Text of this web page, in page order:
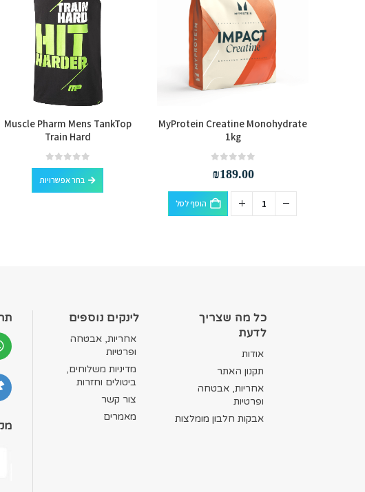
MyProtein Creatine Monohydrate
1kg
₪189.00
הוסף לסל
Muscle Pharm Mens TankTop
Train Hard
0
out of 5
בחר אפשרויות
למוצר זה יש מספר סוגים. ניתן לבחור את האפשרויות בעמוד המוצר
כל מה שצריך
לדעת
אודות
תקנון האתר
אחריות, אבטחה
ופרטיות
אבקות חלבון מומלצות
לינקים נוספים
אחריות, אבטחה
ופרטיות
מדיניות משלוחים,
ביטולים וחזרות
צור קשר
מאמרים